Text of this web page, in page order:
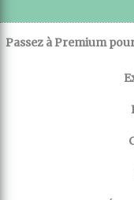
Passez à Premium